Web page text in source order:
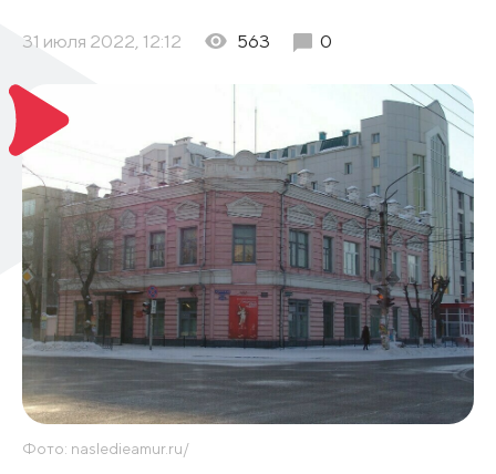
31 июля 2022, 12:12 563 0
Фото: nasledieamur.ru/